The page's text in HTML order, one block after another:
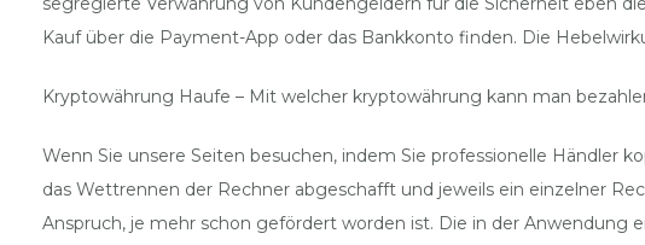
Kauf über die Payment-App oder das Bankkonto finden. Die
Kryptowährung Haufe – Mit welcher kryptowährung kann man
Wenn Sie unsere Seiten besuchen, indem Sie professionelle Händler
das Wettrennen der Rechner abgeschafft und jeweils ein einzelner
Anspruch, je mehr schon gefördert worden ist. Die in der Anwendung